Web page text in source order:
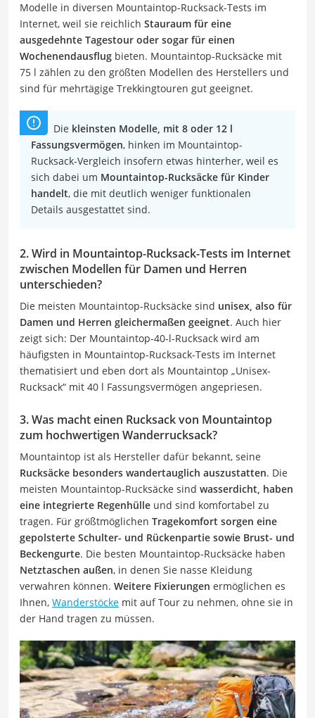
Modelle in diversen Mountaintop-Rucksack-Tests im
Internet, weil sie reichlich Stauraum für eine
ausgedehnte Tagestour oder sogar für einen
Wochenendausflug bieten. Mountaintop-Rucksäcke mit
75 l zählen zu den größten Modellen des Herstellers und
sind für mehrtägige Trekkingtouren gut geeignet.
Die kleinsten Modelle, mit 8 oder 12 l
Fassungsvermögen, hinken im Mountaintop-
Rucksack-Vergleich insofern etwas hinterher, weil es
sich dabei um Mountaintop-Rucksäcke für Kinder
handelt, die mit deutlich weniger funktionalen
Details ausgestattet sind.
2. Wird in Mountaintop-Rucksack-Tests im Internet
zwischen Modellen für Damen und Herren
unterschieden?
Die meisten Mountaintop-Rucksäcke sind unisex, also für
Damen und Herren gleichermaßen geeignet. Auch hier
zeigt sich: Der Mountaintop-40-l-Rucksack wird am
häufigsten in Mountaintop-Rucksack-Tests im Internet
thematisiert und eben dort als Mountaintop „Unisex-
Rucksack“ mit 40 l Fassungsvermögen angepriesen.
3. Was macht einen Rucksack von Mountaintop
zum hochwertigen Wanderrucksack?
Mountaintop ist als Hersteller dafür bekannt, seine
Rucksäcke besonders wandertauglich auszustatten. Die
meisten Mountaintop-Rucksäcke sind wasserdicht, haben
eine integrierte Regenhülle und sind komfortabel zu
tragen. Für größtmöglichen Tragekomfort sorgen eine
gepolsterte Schulter- und Rückenpartie sowie Brust- und
Beckengurte. Die besten Mountaintop-Rucksäcke haben
Netztaschen außen, in denen Sie nasse Kleidung
verwahren können. Weitere Fixierungen ermöglichen es
Ihnen, Wanderstöcke mit auf Tour zu nehmen, ohne sie in
der Hand tragen zu müssen.